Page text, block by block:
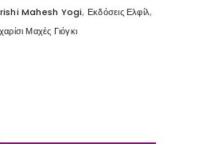
Mahesh Yogi, Εκδόσεις Ελφίλ,
Μαχές Γιόγκι